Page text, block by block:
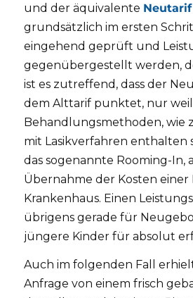
und der äquivalente Neutarif
grundsätzlich im ersten
eingehend geprüft und
gegenübergestellt werden,
ist es zutreffend, dass der
dem Alttarif punktet, nur
Behandlungsmethoden, wie
mit Lasikverfahren enthalten
das sogenannte Rooming-In,
Übernahme der Kosten einer
Krankenhaus. Einen
übrigens gerade für
jüngere Kinder für absolut
Auch im folgenden Fall
Anfrage von einem frisch